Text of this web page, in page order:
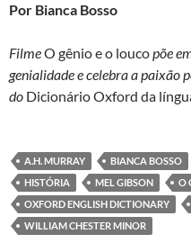
Por Bianca Bosso
FilmeO gênio e o loucopõe
genialidade e celebra a paixão
do Dicionário Oxford da
A.H. MURRAY BIANCA BOSSO
HISTÓRIA
MEL GIBSON O
OXFORD ENGLISH DICTIONARY
WILLIAM CHESTER MINOR